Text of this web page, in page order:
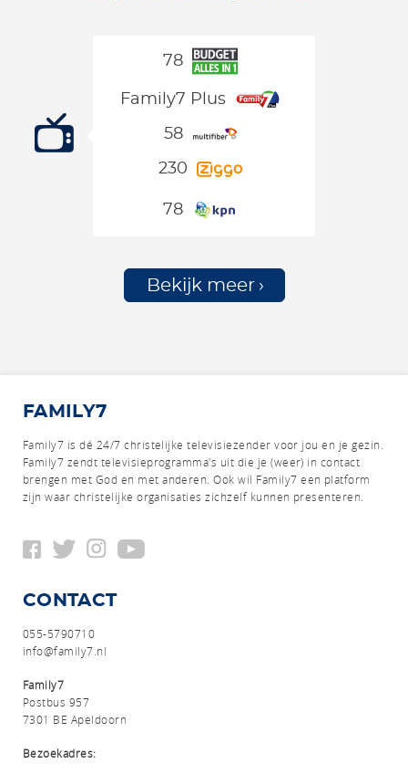
78
Family7 Plus
58
230
78
Bekijk meer
FAMILY7
Family7 is dé 24/7 christelijke televisiezender voor jou en je gezin.
Family7 zendt televisieprogramma's uit die je (weer) in contact
brengen met God en met anderen.Ook wil Family7 een platform
zijn waar christelijke organisaties zichzelf kunnen presenteren.
CONTACT
055-5790710
info@family7.nl
Family7
Postbus 957
7301 BE Apeldoorn
Bezoekadres: